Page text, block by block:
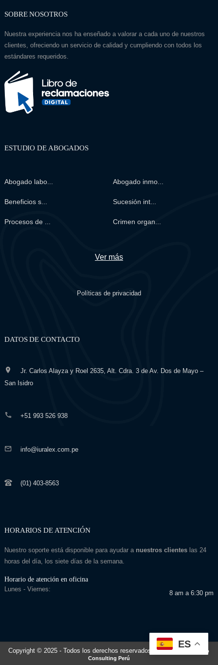
SOBRE NOSOTROS
Nuestra experiencia nos ha enseñado a valorar a cada uno de nuestros
clientes, ofreciendo un servicio de calidad y cumpliendo con todos los
estándares requeridos.
ESTUDIO DE ABOGADOS
Abogado labo... Abogado inmo...
Beneficios s... Sucesión int...
Procesos de ... Crimen organ...
Ver más
Políticas de privacidad
DATOS DE CONTACTO
Jr. Carlos Alayza y Roel 2635, Alt. Cdra. 3 de Av. Dos de Mayo –
San Isidro
+51 993 526 938
info@iuralex.com.pe
(01) 403-8563
HORARIOS DE ATENCIÓN
Nuestro soporte está disponible para ayudar a nuestros clienteslas 24
horas del día, los siete días de la semana.
Horario de atención en oficina
Lunes - Viernes:
8 am a 6:30 pm
Copyright © 2025- Todos los derechos reservados
Desarrollado por: Seo
Consulting Perú
ES